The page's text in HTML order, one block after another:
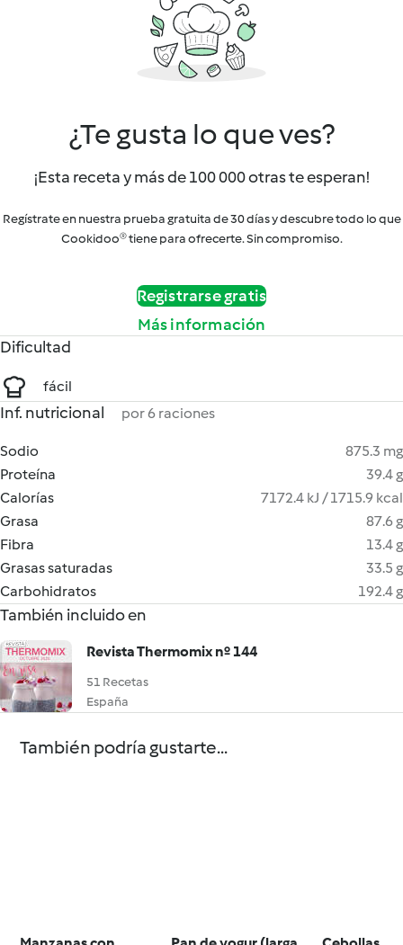
¿Te gusta lo que ves?
¡Esta receta y más de 100 000 otras te esperan!
Regístrate en nuestra prueba gratuita de 30 días y descubre todo lo que
Cookidoo® tiene para ofrecerte. Sin compromiso.
Registrarse gratis
Más información
Dificultad
fácil
Inf. nutricional por 6 raciones
Sodio
875.3 mg
Proteína
39.4 g
Calorías
7172.4 kJ / 1715.9 kcal
Grasa
87.6 g
Fibra
13.4 g
Grasas saturadas
33.5 g
Carbohidratos
192.4 g
También incluido en
Revista Thermomix nº 144
51 Recetas
España
También podría gustarte...